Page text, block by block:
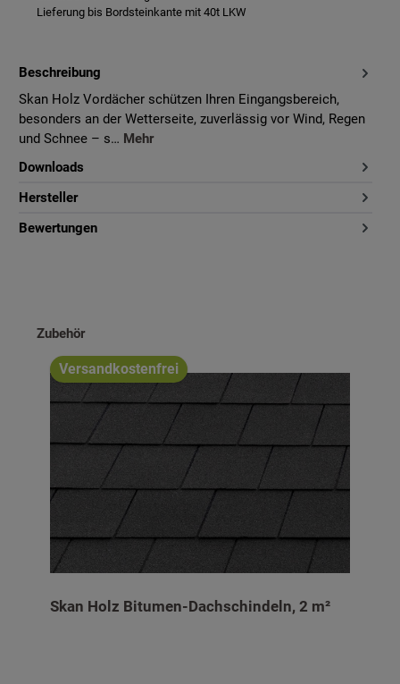
Lieferung bis Bordsteinkante mit 40t LKW
Beschreibung
Skan Holz Vordächer schützen Ihren Eingangsbereich,
besonders an der Wetterseite, zuverlässig vor Wind, Regen
und Schnee – s… Mehr
Downloads
Hersteller
Bewertungen
Produktgalerie überspringen
Zubehör
Versandkostenfrei
Skan Holz Bitumen-Dachschindeln, 2 m²